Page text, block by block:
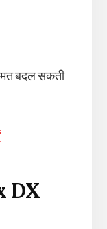
बदल सकती
DX